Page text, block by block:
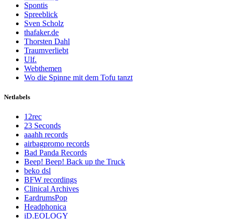
Spontis
Spreeblick
Sven Scholz
thafaker.de
Thorsten Dahl
Traumverliebt
Ulf.
Webthemen
Wo die Spinne mit dem Tofu tanzt
Netlabels
12rec
23 Seconds
aaahh records
airbagpromo records
Bad Panda Records
Beep! Beep! Back up the Truck
beko dsl
BFW recordings
Clinical Archives
EardrumsPop
Headphonica
iD.EOLOGY